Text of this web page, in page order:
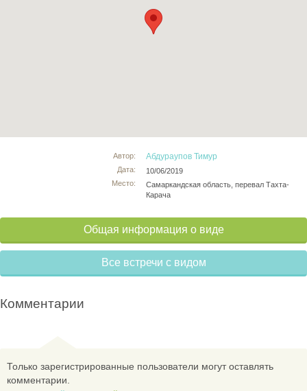
Автор:
Дата:
Место:
Абдураупов Тимур
10/06/2019
Самаркандская область, перевал Тахта-
Карача
Общая информация о виде
Все встречи с видом
Комментарии
Только зарегистрированные пользователи могут оставлять
комментарии.